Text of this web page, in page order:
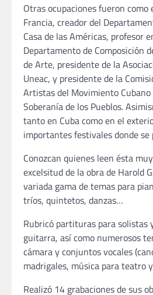
Otras ocupaciones fueron como
Francia, creador del
Casa de las Américas, profesor
Departamento de Composición
de Arte, presidente de la
Uneac, y presidente de la
Artistas del Movimiento Cubano
Soberanía de los Pueblos.
tanto en Cuba como en el
importantes festivales donde se
Conozcan quienes leen ésta
excelsitud de la obra de Harold
variada gama de temas para
tríos, quintetos, danzas…
Rubricó partituras para solistas
guitarra, así como numerosos
cámara y conjuntos vocales
madrigales, música para teatro
Realizó 14 grabaciones de sus